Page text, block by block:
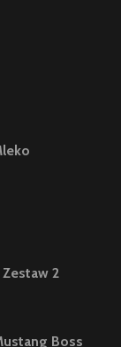
2
Boss